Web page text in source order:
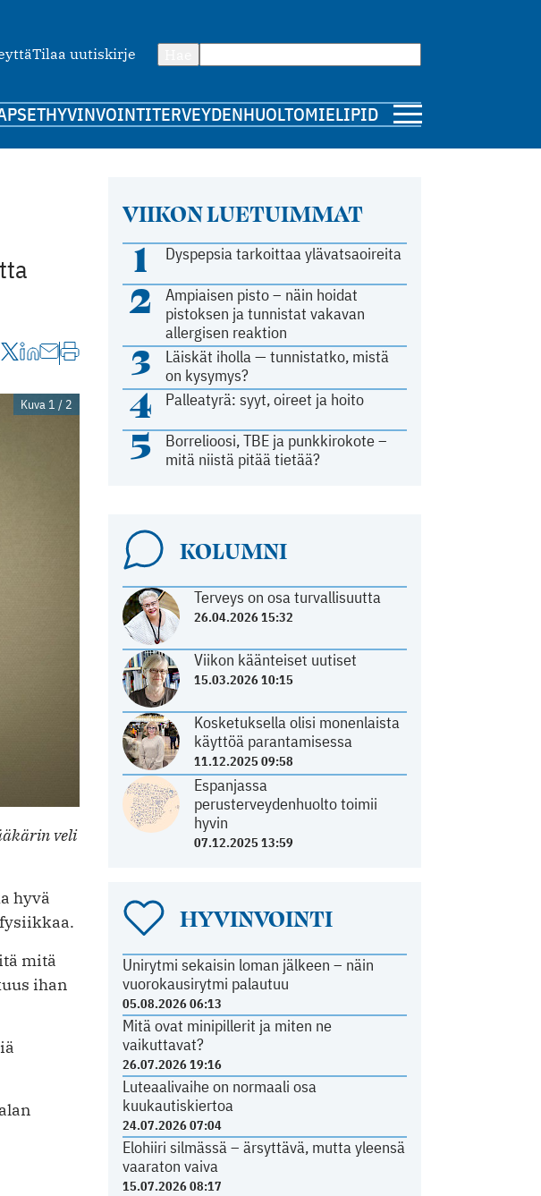
Tilaa uutiskirje
HYVINVOINTITERVEYDENHUOLTOMIELIPIDE
VIIKON LUETUIMMAT
1 Dyspepsia tarkoittaa ylävatsaoireita
2
Ampiaisen pisto – näin hoidat
pistoksen ja tunnistat vakavan
allergisen reaktion
3
Läiskät iholla — tunnistatko, mistä
on kysymys?
4 Palleatyrä: syyt, oireet ja hoito
5
Borrelioosi, TBE ja punkkirokote –
mitä niistä pitää tietää?
KOLUMNI
Terveys on osa turvallisuutta
26.04.2026 15:32
Viikon käänteiset uutiset
15.03.2026 10:15
Kosketuksella olisi monenlaista
käyttöä parantamisessa
11.12.2025 09:58
Espanjassa
perusterveydenhuolto toimii
hyvin
07.12.2025 13:59
HYVINVOINTI
Unirytmi sekaisin loman jälkeen – näin
vuorokausirytmi palautuu
05.08.2026 06:13
Mitä ovat minipillerit ja miten ne
vaikuttavat?
26.07.2026 19:16
Luteaalivaihe on normaali osa
kuukautiskiertoa
24.07.2026 07:04
Elohiiri silmässä – ärsyttävä, mutta yleensä
vaaraton vaiva
15.07.2026 08:17
Kuva 1 / 2
veli
hyvä
mitä
ihan